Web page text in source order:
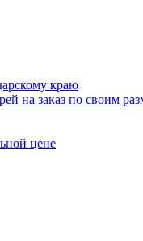
краю
на заказ по своим
цене